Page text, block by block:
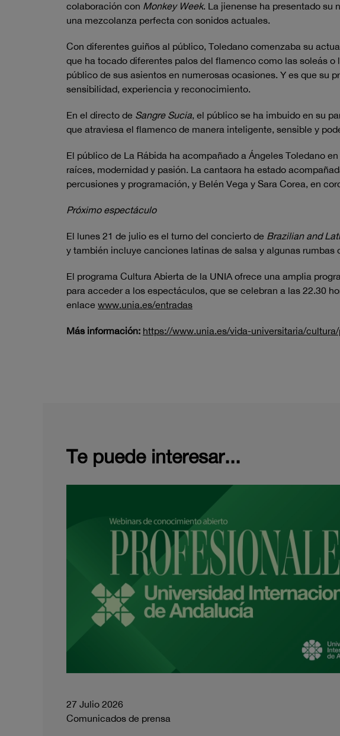
colaboración con Monkey Week. La jienense ha presentado su
una mezcolanza perfecta con sonidos actuales.
Con diferentes guiños al público, Toledano comenzaba su
que ha tocado diferentes palos del flamenco como las soleás
público de sus asientos en numerosas ocasiones. Y es que su
sensibilidad, experiencia y reconocimiento.
En el directo de Sangre Sucia, el público se ha imbuido en su
que atraviesa el flamenco de manera inteligente, sensible y
El público de La Rábida ha acompañado a Ángeles Toledano
raíces, modernidad y pasión. La cantaora ha estado
percusiones y programación, y Belén Vega y Sara Corea, en
Próximo espectáculo
El lunes 21 de julio es el turno del concierto de Brazilian and
y también incluye canciones latinas de salsa y algunas
El programa Cultura Abierta de la UNIA ofrece una amplia
para acceder a los espectáculos, que se celebran a las 22.30
enlace www.unia.es/entradas
Más información: https://www.unia.es/vida-universitaria/
Te puede interesar...
27 Julio 2026
Comunicados de prensa